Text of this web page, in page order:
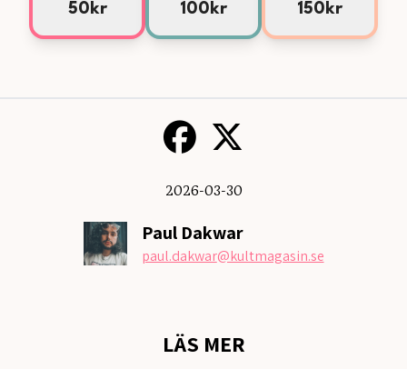
50kr 100kr 150kr
2026-03-30
Paul Dakwar
paul.dakwar@kultmagasin.se
LÄS MER